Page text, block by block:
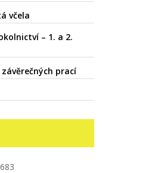
včela
– 1. a 2.
prací